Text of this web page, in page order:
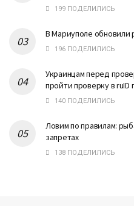
199 ПОДЕЛИЛИСЬ
В Мариуполе обновили
196 ПОДЕЛИЛИСЬ
Украинцам перед
пройти проверку в ruID
140 ПОДЕЛИЛИСЬ
Ловим по правилам:
запретах
138 ПОДЕЛИЛИСЬ